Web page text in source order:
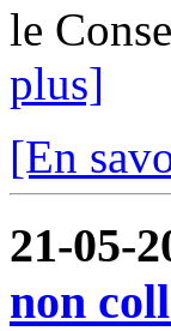
le
plus]
[En
21-05-
non